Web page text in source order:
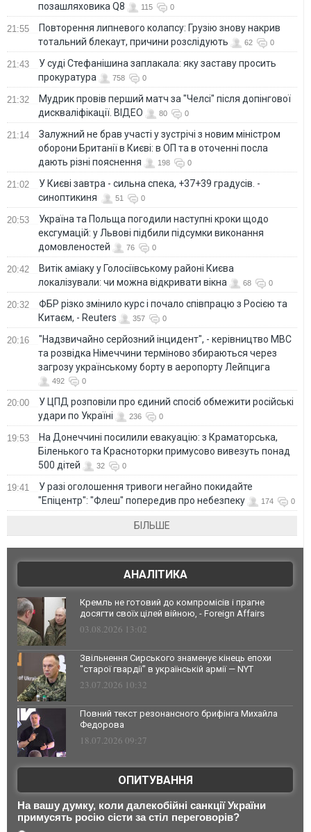
позашляховика Q8
115 0
21:55
Повторення липневого колапсу: Грузію знову накрив
тотальний блекаут, причини розслідують
62 0
21:43
У суді Стефанішина заплакала: яку заставу просить
прокуратура
758 0
21:32
Мудрик провів перший матч за "Челсі" після допінгової
дискваліфікації. ВІДЕО
80 0
21:14
Залужний не брав участі у зустрічі з новим міністром
оборони Британії в Києві: в ОП та в оточенні посла
дають різні пояснення
198 0
21:02
У Києві завтра - сильна спека, +37+39 градусів. -
синоптикиня
51 0
20:53
Україна та Польща погодили наступні кроки щодо
ексгумацій: у Львові підбили підсумки виконання
домовленостей
76 0
20:42
Витік аміаку у Голосіївському районі Києва
локалізували: чи можна відкривати вікна
68 0
20:32
ФБР різко змінило курс і почало співпрацю з Росією та
Китаєм, - Reuters
357 0
20:16
"Надзвичайно серйозний інцидент", - керівництво МВС
та розвідка Німеччини терміново збираються через
загрозу українському борту в аеропорту Лейпцига
492 0
20:00
У ЦПД розповіли про єдиний спосіб обмежити російські
удари по Україні
236 0
19:53
На Донеччині посилили евакуацію: з Краматорська,
Біленького та Красноторки примусово вивезуть понад
500 дітей
32 0
19:41
У разі оголошення тривоги негайно покидайте
"Епіцентр": "Флеш" попередив про небезпеку
174 0
БІЛЬШЕ
АНАЛІТИКА
Кремль не готовий до компромісів і прагне
досягти своїх цілей війною, - Foreign Affairs
03.08.2026 13:02
Звільнення Сирського знаменує кінець епохи
"старої гвардії" в українській армії — NYT
23.07.2026 10:32
Повний текст резонансного брифінга Михайла
Федорова
18.07.2026 09:27
ОПИТУВАННЯ
На вашу думку, коли далекобійні санкції України
примусять росію сісти за стіл переговорів?